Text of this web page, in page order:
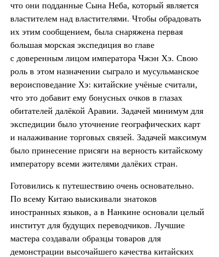
что они подданные Сына Неба, который является
властителем над властителями. Чтобы обрадовать
их этим сообщением, была снаряжена первая
большая морская экспедиция во главе
с доверенным лицом императора Чжэн Хэ. Свою
роль в этом назначении сыграло и мусульманское
вероисповедание Хэ: китайские учёные считали,
что это добавит ему бонусных очков в глазах
обитателей далёкой Аравии. Задачей минимум для
экспедиции было уточнение географических карт
и налаживание торговых связей. Задачей максимум
было принесение присяги на верность китайскому
императору всеми жителями далёких стран.
Готовились к путешествию очень основательно.
По всему Китаю выискивали знатоков
иностранных языков, а в Нанкине основали целый
институт для будущих переводчиков. Лучшие
мастера создавали образцы товаров для
демонстрации высочайшего качества китайских